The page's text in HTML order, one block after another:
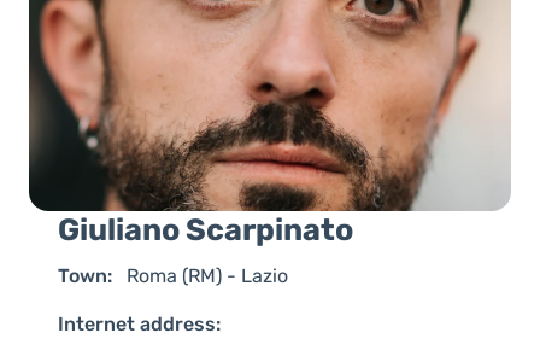
Giuliano Scarpinato
Town: Roma (RM) - Lazio
Internet address: